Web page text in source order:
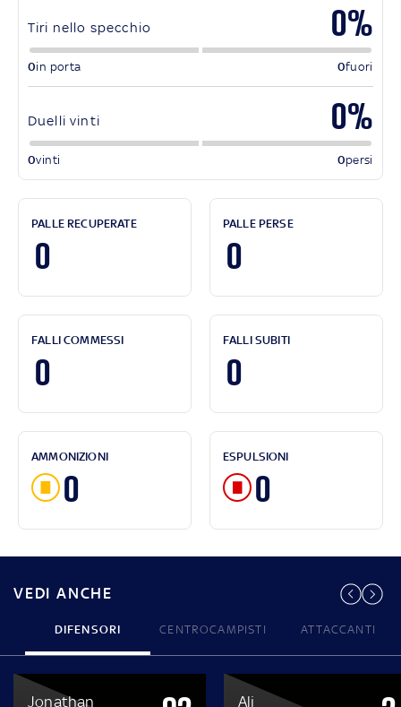
Tiri nello specchio 0%
0in porta 0fuori
Duelli vinti 0%
0vinti 0persi
PALLE RECUPERATE
0
PALLE PERSE
0
FALLI COMMESSI
0
FALLI SUBITI
0
AMMONIZIONI
0
ESPULSIONI
0
VEDI ANCHE
DIFENSORI CENTROCAMPISTI ATTACCANTI
Jonathan Ali